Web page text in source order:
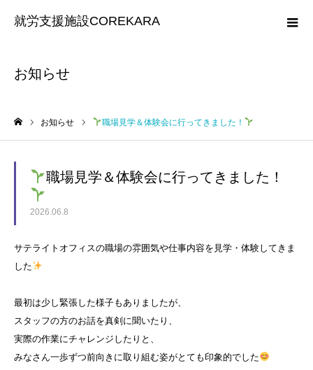
就労支援施設COREKARA
お知らせ
お知らせ 職場見学＆体験会に行ってきました！
職場見学＆体験会に行ってきました！
2026.06.8
サテライトオフィスの職場の雰囲気や仕事内容を見学・体験してきま
した
最初は少し緊張した様子もありましたが、
スタッフの方のお話を真剣に聞いたり、
実際の作業にチャレンジしたりと、
みなさん一歩ずつ前向きに取り組む姿がとても印象的でした